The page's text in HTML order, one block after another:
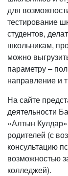
для
тестирование
студентов,
школьникам,
можно
параметру –
направление и
На сайте
деятельности
«Алтын
родителей (с
консультацию
возможностью
колледжей).